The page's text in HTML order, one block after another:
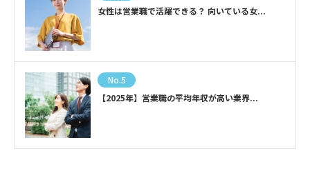
女性は営業職で活躍できる？ 向いている女...
No.5
【2025年】営業職の平均年収が高い業界...